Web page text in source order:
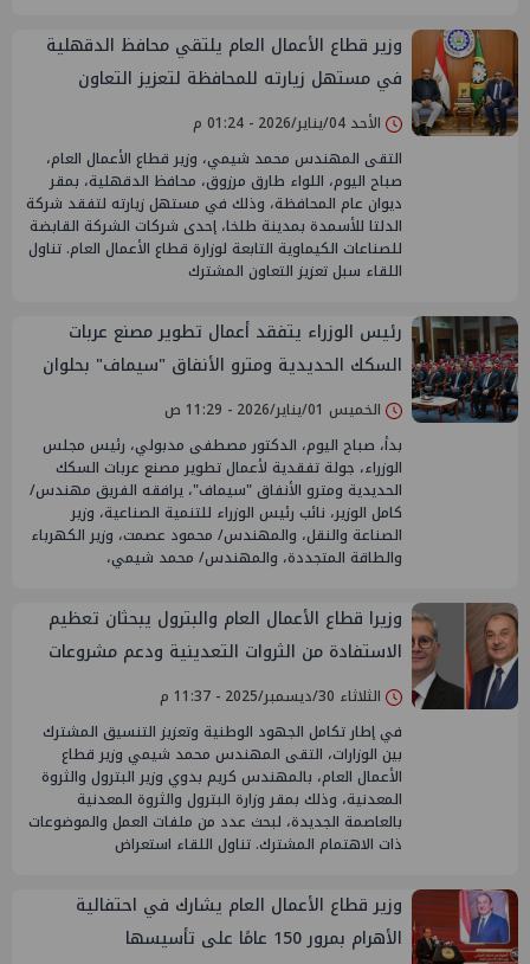
وزير قطاع الأعمال العام يلتقي محافظ الدقهلية
في مستهل زيارته للمحافظة لتعزيز التعاون
المشترك
الأحد 04/يناير/2026 - 01:24 م
التقى المهندس محمد شيمي، وزير قطاع الأعمال العام،
صباح اليوم، اللواء طارق مرزوق، محافظ الدقهلية، بمقر
ديوان عام المحافظة، وذلك في مستهل زيارته لتفقد شركة
الدلتا للأسمدة بمدينة طلخا، إحدى شركات الشركة القابضة
للصناعات الكيماوية التابعة لوزارة قطاع الأعمال العام. تناول
اللقاء سبل تعزيز التعاون المشترك
رئيس الوزراء يتفقد أعمال تطوير مصنع عربات
السكك الحديدية ومترو الأنفاق "سيماف" بحلوان
الخميس 01/يناير/2026 - 11:29 ص
بدأ، صباح اليوم، الدكتور مصطفى مدبولي، رئيس مجلس
الوزراء، جولة تفقدية لأعمال تطوير مصنع عربات السكك
الحديدية ومترو الأنفاق "سيماف"، يرافقه الفريق مهندس/
كامل الوزير، نائب رئيس الوزراء للتنمية الصناعية، وزير
الصناعة والنقل، والمهندس/ محمود عصمت، وزير الكهرباء
والطاقة المتجددة، والمهندس/ محمد شيمي،
وزيرا قطاع الأعمال العام والبترول يبحثان تعظيم
الاستفادة من الثروات التعدينية ودعم مشروعات
الأسمدة والغزل والنسيج
الثلاثاء 30/ديسمبر/2025 - 11:37 م
في إطار تكامل الجهود الوطنية وتعزيز التنسيق المشترك
بين الوزارات، التقى المهندس محمد شيمي وزير قطاع
الأعمال العام، بالمهندس كريم بدوي وزير البترول والثروة
المعدنية، وذلك بمقر وزارة البترول والثروة المعدنية
بالعاصمة الجديدة، لبحث عدد من ملفات العمل والموضوعات
ذات الاهتمام المشترك. تناول اللقاء استعراض
وزير قطاع الأعمال العام يشارك في احتفالية
الأهرام بمرور 150 عامًا على تأسيسها